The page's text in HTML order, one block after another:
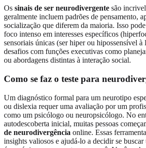
Os sinais de ser neurodivergente são
geralmente incluem padrões de pensamento,
socialização que diferem da maioria. Isso
foco intenso em interesses específicos
sensoriais únicas (ser hiper ou hipossensível à
desafios com funções executivas como
ou abordagens distintas à interação social.
Como se faz o teste para
Um diagnóstico formal para um neurotipo
ou dislexia requer uma avaliação por um
como um psicólogo ou neuropsicólogo. No
autodescoberta inicial, muitas pessoas
de neurodivergência online. Essas
insights valiosos e ajudá-lo a decidir se